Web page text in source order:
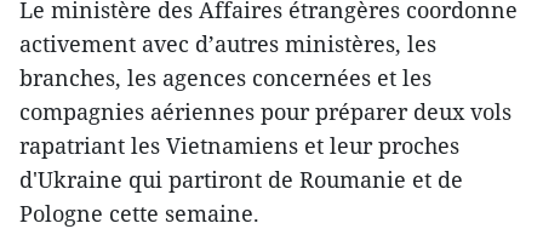
Le ministère des Affaires étrangères coordonne
activement avec d’autres ministères, les
branches, les agences concernées et les
compagnies aériennes pour préparer deux vols
rapatriant les Vietnamiens et leur proches
d'Ukraine qui partiront de Roumanie et de
Pologne cette semaine.